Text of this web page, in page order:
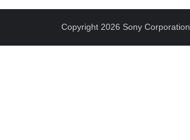
Copyright 2026 Sony Corporation